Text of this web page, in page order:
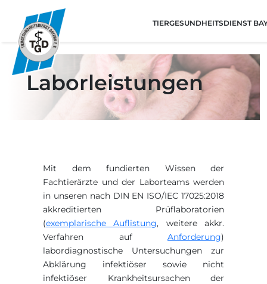
TIERGESUNDHEITSDIENST
Laborleistungen
Mit dem fundierten Wissen der
Fachtierärzte und der Laborteams werden
in unseren nach DIN EN ISO/IEC 17025:2018
akkreditierten Prüflaboratorien
(exemplarische Auflistung, weitere akkr.
Verfahren auf Anforderung)
labordiagnostische Untersuchungen zur
Abklärung infektiöser sowie nicht
infektiöser Krankheitsursachen der